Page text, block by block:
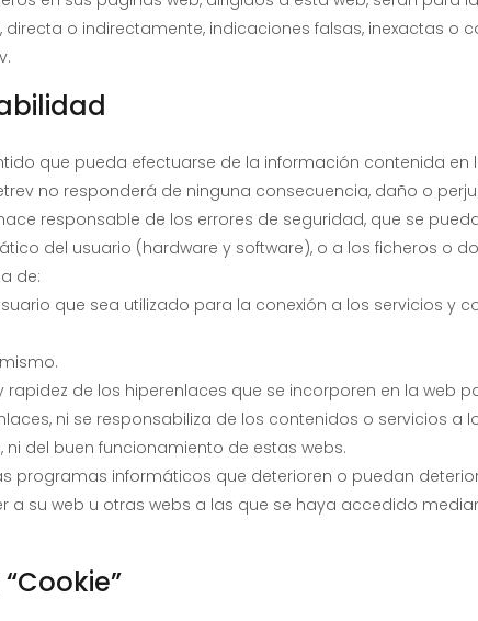
o indirectamente, indicaciones falsas, inexactas o
que pueda efectuarse de la información contenida en
no responderá de ninguna consecuencia, daño o
responsable de los errores de seguridad, que se
del usuario (hardware y software), o a los ficheros o
de:
que sea utilizado para la conexión a los servicios y
de los hiperenlaces que se incorporen en la web
ni se responsabiliza de los contenidos o servicios a
del buen funcionamiento de estas webs.
programas informáticos que deterioren o puedan
su web u otras webs a las que se haya accedido